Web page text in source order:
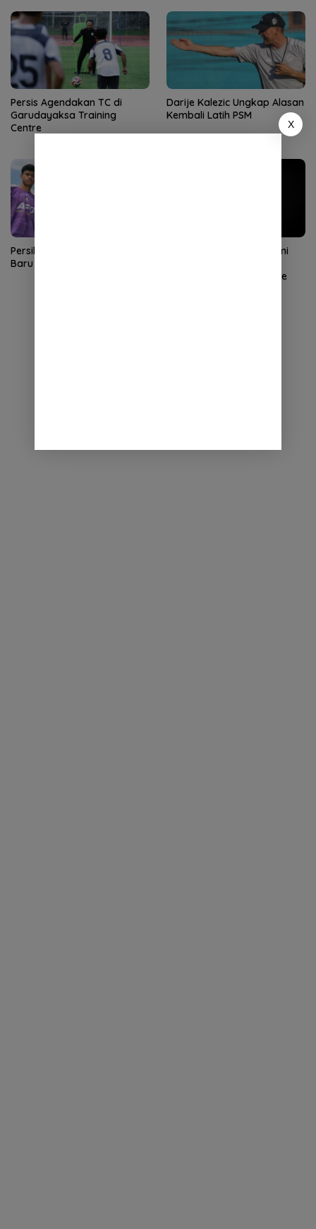
Persis Agendakan TC di
Garudayaksa Training
Centre
Darije Kalezic Ungkap Alasan
Kembali Latih PSM
Persik Perkenalkan 5 Pemain
Baru
Ilham Udin Armaiyn Resmi
Promosi ke Super League
X